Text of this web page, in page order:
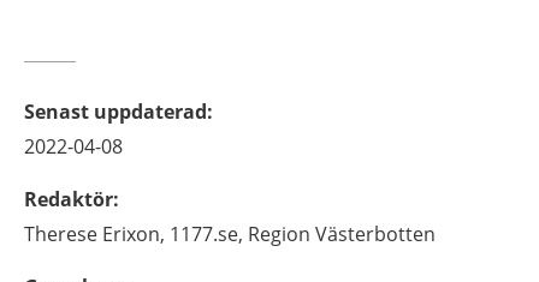
Senast uppdaterad:
2022-04-08
Redaktör:
Therese Erixon, 1177.se, Region Västerbotten